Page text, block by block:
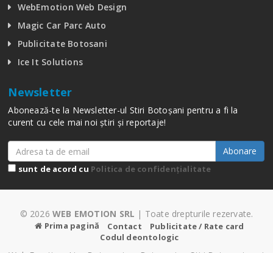
WebEmotion Web Design
Magic Car Parc Auto
Publicitate Botosani
Ice It Solutions
Newsletter
Abonează-te la Newsletter-ul Stiri Botoșani pentru a fi la
curent cu cele mai noi știri și reportaje!
Abonare
sunt de acord cu Politica de confidențialitate
© 2026 WEB EMOTION SRL | Toate drepturile rezervate.
Prima pagină Contact
Publicitate / Rate card
Codul deontologic